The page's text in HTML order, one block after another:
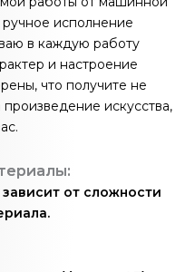
ручное исполнение
в каждую работу
и настроение
что получите не
искусства,
от сложности